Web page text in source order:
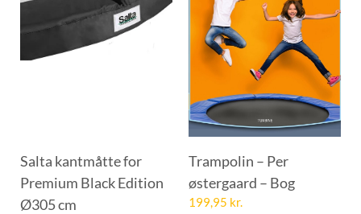
Salta kantmåtte for
Premium Black Edition
Ø305 cm
Trampolin – Per
østergaard – Bog
199,95 kr.